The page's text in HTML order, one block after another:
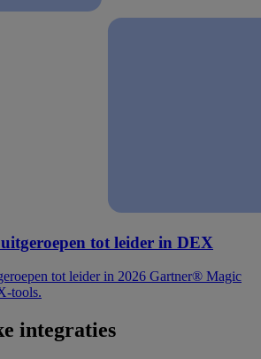
tot leider in DEX
tot leider in 2026 Gartner® Magic
tools.
integraties